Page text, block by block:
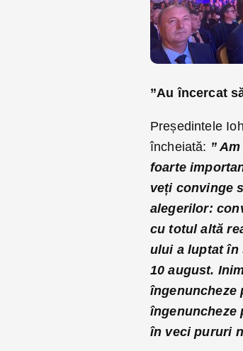
”Au încercat
Președintele
încheiată: ”
foarte
veți convinge
alegerilor:
cu totul altă
ului a luptat în
10 august.
îngenuncheze
îngenuncheze
în veci pururi